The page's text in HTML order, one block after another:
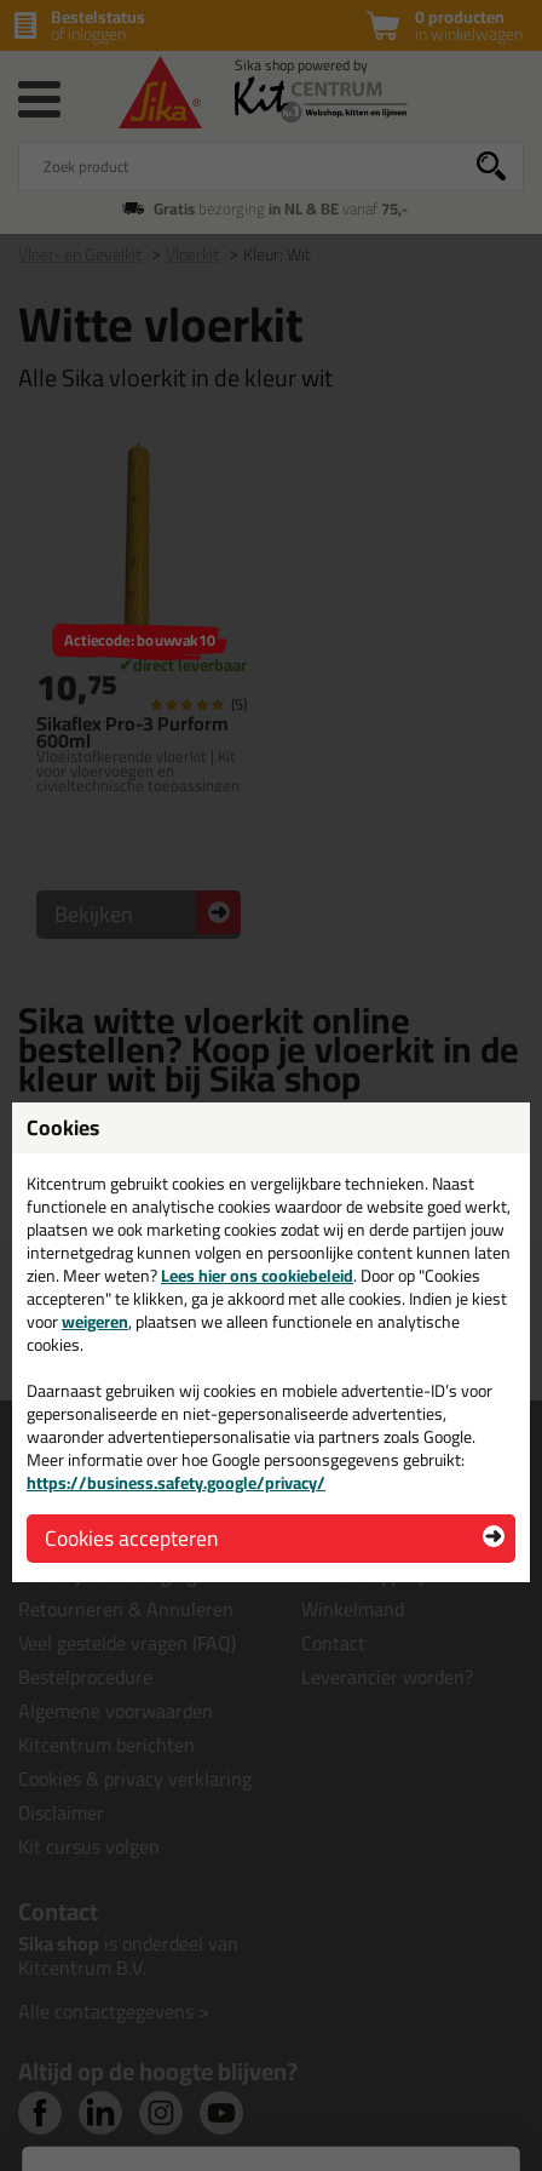
0 producten
in winkelwagen
Bestelstatus
of inloggen
Gratisbezorging in NL & BEvanaf75,-
Kleur: Wit
Witte vloerkit
Alle Sika vloerkit in de kleur wit
Sikaflex Pro-3 Purform
600ml
Vloeistofkerende vloerkit | Kit
voor vloervoegen en
civieltechnische toepassingen
Actiecode: bouwvak10
10,75 (5)
Bekijken
Sika witte vloerkit online
bestellen? Koop je vloerkit in de
kleur wit bij Sika shop
Sika vloerkit in de kleur wit kopen? Op Sika shop vind je een ruim
gemakkelijk en snel op Sika shop!
Voor 21:00 uur besteld
morgen in huis
Gratisbezorging inNL & BE
vanaf75,-
Grootste assortiment
Informatie
Tips en tricks
Keuzehulpen
Acties
Levertijd & Bezorging
Retourneren & Annuleren
Veel gestelde vragen (FAQ)
Bestelprocedure
Algemene voorwaarden
Kitcentrum berichten
Cookies & privacy verklaring
Disclaimer
Kit cursus volgen
Over ons
Wie wij zijn?
Vacatures bij kitcentrum.nl
Maatschappelijk
Winkelmand
Contact
Leverancier worden?
Contact
Sika shop is onderdeel van
Kitcentrum B.V.
Alle contactgegevens >
Altijd op de hoogte blijven?
Cookies
Kitcentrum gebruikt cookies en vergelijkbare technieken. Naast
functionele en analytische cookies waardoor de website goed werkt,
plaatsen we ook marketing cookies zodat wij en derde partijen jouw
internetgedrag kunnen volgen en persoonlijke content kunnen laten
zien. Meer weten?Lees hier ons cookiebeleid. Door op "Cookies
accepteren" te klikken, ga je akkoord met alle cookies. Indien je kiest
voorweigeren, plaatsen we alleen functionele en analytische
cookies.
Daarnaast gebruiken wij cookies en mobiele advertentie-ID’s voor
gepersonaliseerde en niet-gepersonaliseerde advertenties,
waaronder advertentiepersonalisatie via partners zoals Google.
Meer informatie over hoe Google persoonsgegevens gebruikt:
https://business.safety.google/privacy/
Cookies accepteren